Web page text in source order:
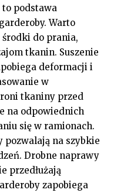
podstawa
Warto
do prania,
tkanin. Suszenie
deformacji i
w
tkaniny przed
na odpowiednich
się w ramionach.
pozwalają na szybkie
Drobne naprawy
przedłużają
zapobiega